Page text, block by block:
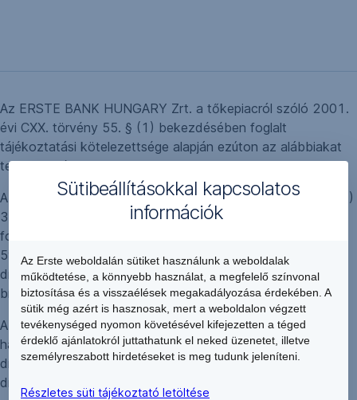
Az ERSTE BANK HUNGARY Zrt. a tőkepiacról szóló 2001.
évi CXX. törvény 55. § (1) bekezdésében foglalt
tájékoztatási kötelezettsége alapján ezúton az alábbiakat
teszi közzé.
A Magyar Nemzeti Bank Pénzügyi Stabilitási Tanácsa (PST)
35 pénzügyi szervezetre közel 1,2 milliárd forint
fogyasztóvédelmi bírságot szabott ki. Az MNB H-FH-I-B-
59/2014. számú határozatában jogszerűtlennek tartott
díjtételek miatt az Erste Bank Hungary Zrt.-t 98 millió forint
bírsággal sújtotta.
Az Erste Bank Hungary Zrt. határidőre végrehajtja az MNB
határozatában szereplő, jogsértőnek minősített
díjfelszámítások korrekcióját, az ügyfeleknek történő
díjvisszafizetést 2014. április 30-ig teljesíti.
Sütibeállításokkal kapcsolatos
információk
Az Erste weboldalán sütiket használunk a weboldalak
működtetése, a könnyebb használat, a megfelelő színvonal
biztosítása és a visszaélések megakadályozása érdekében. A
sütik még azért is hasznosak, mert a weboldalon végzett
tevékenységed nyomon követésével kifejezetten a téged
érdeklő ajánlatokról juttathatunk el neked üzenetet, illetve
személyreszabott hirdetéseket is meg tudunk jeleníteni.
Részletes süti tájékoztató letöltése